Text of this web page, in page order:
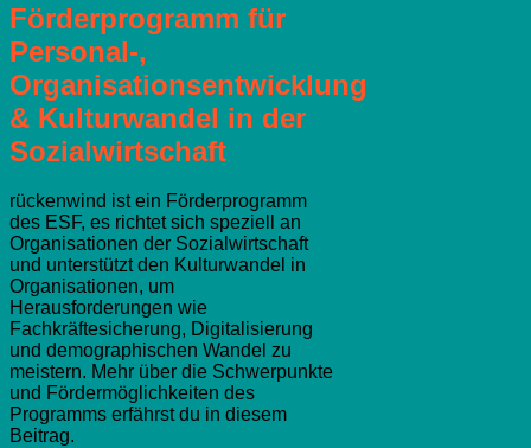
Förderprogramm für
Personal-,
Organisationsentwicklung
& Kulturwandel in der
Sozialwirtschaft
rückenwind ist ein Förderprogramm
des ESF, es richtet sich speziell an
Organisationen der Sozialwirtschaft
und unterstützt den Kulturwandel in
Organisationen, um
Herausforderungen wie
Fachkräftesicherung, Digitalisierung
und demographischen Wandel zu
meistern. Mehr über die Schwerpunkte
und Fördermöglichkeiten des
Programms erfährst du in diesem
Beitrag.